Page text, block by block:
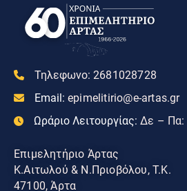
Τηλεφωνο: 2681028728
Email: epimelitirio@e-artas.gr
Ωράριο Λειτουργίας: Δε – Πα:
Επιμελητήριο Άρτας
Κ.Αιτωλού & Ν.Πριοβόλου, Τ.Κ.
47100, Άρτα